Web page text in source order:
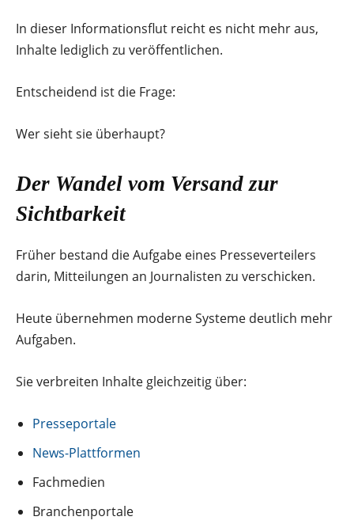
In dieser Informationsflut reicht es nicht mehr aus,
Inhalte lediglich zu veröffentlichen.
Entscheidend ist die Frage:
Wer sieht sie überhaupt?
Der Wandel vom Versand zur
Sichtbarkeit
Früher bestand die Aufgabe eines Presseverteilers
darin, Mitteilungen an Journalisten zu verschicken.
Heute übernehmen moderne Systeme deutlich mehr
Aufgaben.
Sie verbreiten Inhalte gleichzeitig über:
Presseportale
News-Plattformen
Fachmedien
Branchenportale